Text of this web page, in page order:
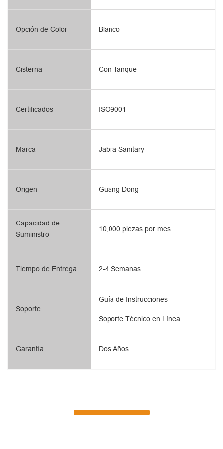
Opción de Color
Cisterna
Certificados
Marca
Origen
Capacidad de
Suministro
Tiempo de Entrega
Soporte
Garantía
Blanco
Con Tanque
ISO9001
Jabra Sanitary
Guang Dong
10,000 piezas por mes
2-4 Semanas
Soporte Técnico en Línea
Guía de Instrucciones
Dos Años